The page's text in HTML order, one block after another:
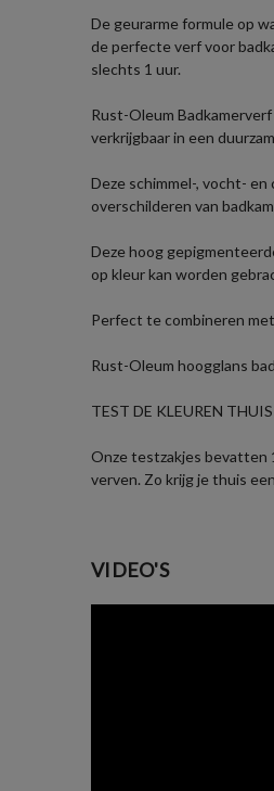
De geurarme formule op
de perfecte verf voor
slechts 1 uur.
Rust-Oleum
verkrijgbaar in een
Deze schimmel-, vocht-
overschilderen van
Deze hoog
op kleur kan worden
Perfect te combineren
Rust-Oleum hoogglans
TEST DE KLEUREN
Onze testzakjes bevatten
verven. Zo krijg je thuis
VIDEO'S